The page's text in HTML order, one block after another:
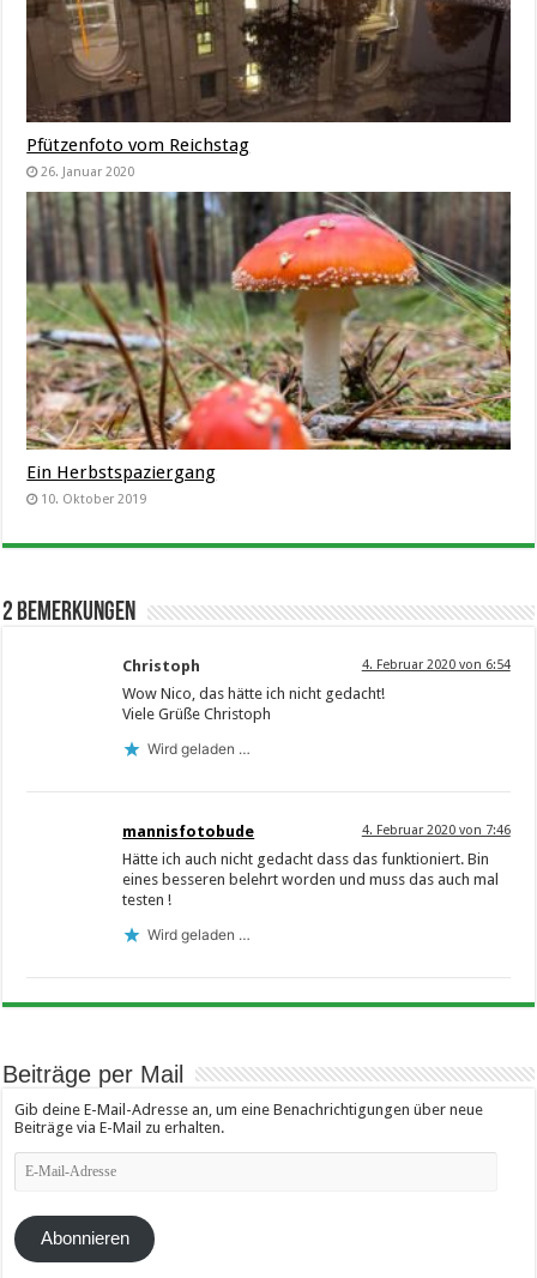
Pfützenfoto vom Reichstag
26. Januar 2020
Ein Herbstspaziergang
10. Oktober 2019
2 Bemerkungen
Christoph 4. Februar 2020 von 6:54
Wow Nico, das hätte ich nicht gedacht!
Viele Grüße Christoph
Wird geladen …
mannisfotobude 4. Februar 2020 von 7:46
Hätte ich auch nicht gedacht dass das funktioniert. Bin
eines besseren belehrt worden und muss das auch mal
testen !
Wird geladen …
Beiträge per Mail
Gib deine E-Mail-Adresse an, um eine Benachrichtigungen über neue
Beiträge via E-Mail zu erhalten.
E-
Mail-
Adresse
Abonnieren